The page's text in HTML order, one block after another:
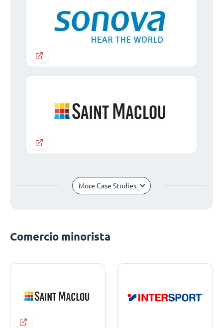
More Case Studies
Comercio minorista